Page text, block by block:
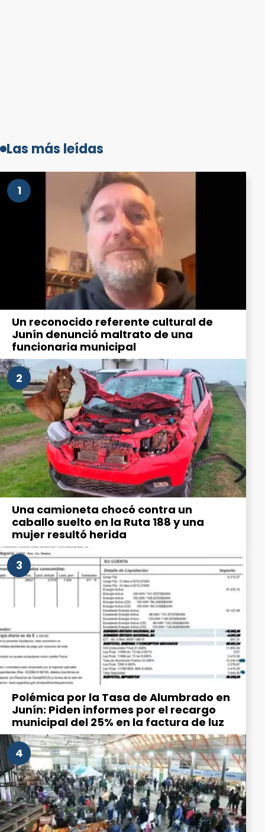
Las más leídas
1
Un reconocido referente cultural de
Junín denunció maltrato de una
funcionaria municipal
2
Una camioneta chocó contra un
caballo suelto en la Ruta 188 y una
mujer resultó herida
3
Polémica por la Tasa de Alumbrado en
Junín: Piden informes por el recargo
municipal del 25% en la factura de luz
4